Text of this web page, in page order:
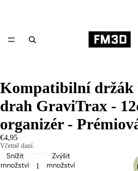
Kompatibilní držák
drah GraviTrax -
organizér -
€4,95
Včetně daní.
Snížit
množství
Zvýšit
množství